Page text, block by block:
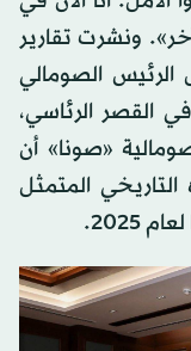
ونشرت تقارير
الصومالي
الرئاسي،
«صونا» أن
المتمثل